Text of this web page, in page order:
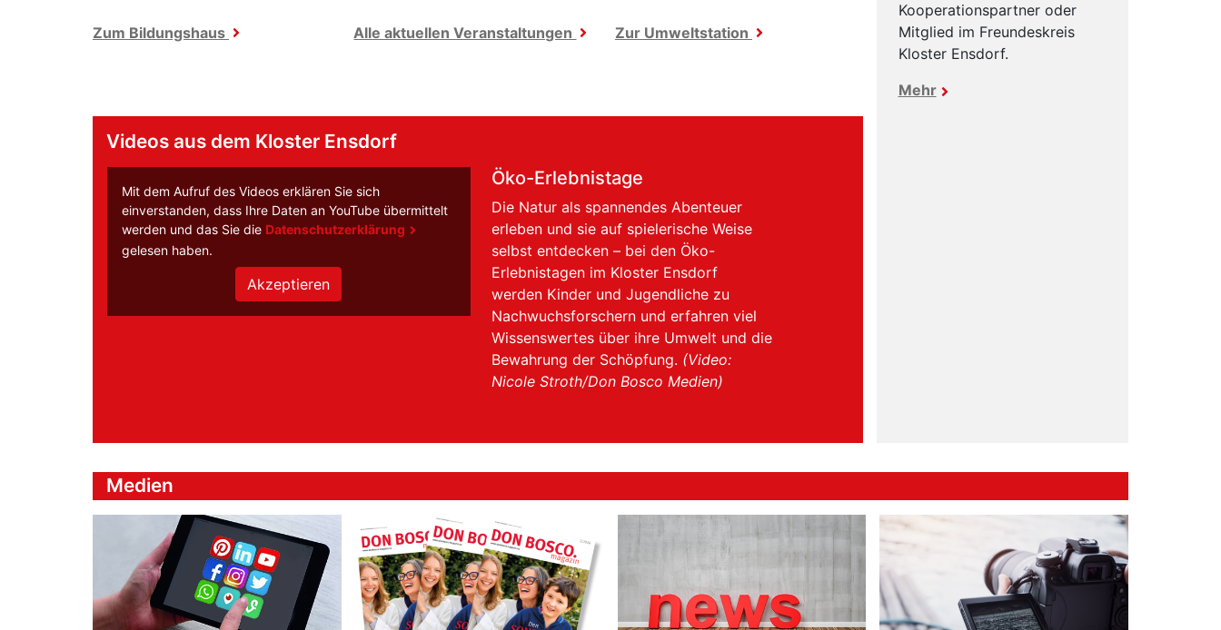
Zum Bildungshaus Alle aktuellen Veranstaltungen Zur Umweltstation
Videos aus dem Kloster Ensdorf
Mit dem Aufruf des Videos erklären Sie sich
einverstanden, dass Ihre Daten an YouTube übermittelt
werden und das Sie die Datenschutzerklärung
gelesen haben.
Öko-Erlebnistage
Die Natur als spannendes Abenteuer
erleben und sie auf spielerische Weise
selbst entdecken – bei den Öko-
Erlebnistagen im Kloster Ensdorf
werden Kinder und Jugendliche zu
Nachwuchsforschern und erfahren viel
Wissenswertes über ihre Umwelt und die
Bewahrung der Schöpfung. (Video:
Nicole Stroth/Don Bosco Medien)
Kooperationspartner oder
Mitglied im Freundeskreis
Kloster Ensdorf.
Mehr
Medien